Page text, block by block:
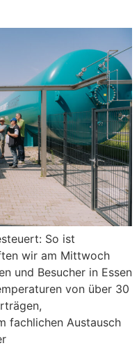
So ist
wir am Mittwoch
und Besucher in Essen
von über 30
fachlichen Austausch